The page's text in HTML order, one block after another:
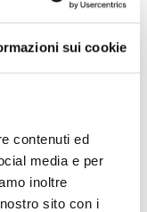
sui cookie
contenuti ed
media e per
inoltre
sito con i
für den
TS3-